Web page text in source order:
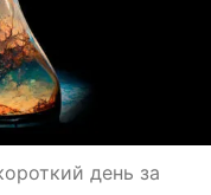
день за